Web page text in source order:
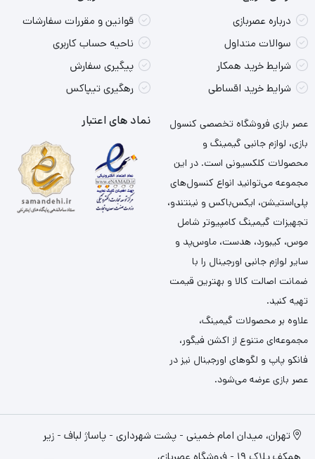
درباره عصربازی
سوالات متداول
شرایط خرید همکار
شرایط خرید اقساطی
قوانین و مقررات سفارشات
ناحیه حساب کاربری
پیگیری سفارش
رهگیری تیپاکس
عصر بازی فروشگاه تخصصی کنسول
بازی، لوازم جانبی گیمینگ و
محصولات کلکسیونی است. در این
مجموعه می‌توانید انواع کنسول‌های
پلی‌استیشن، ایکس‌باکس و نینتندو،
تجهیزات گیمینگ کامپیوتر شامل
موس، کیبورد، هدست، ماوس‌پد و
سایر لوازم جانبی اورجینال را با
ضمانت اصالت کالا و بهترین قیمت
تهیه کنید.
علاوه بر محصولات گیمینگ،
مجموعه‌ای متنوع از اکشن فیگور،
فانکو پاپ و لگوهای اورجینال نیز در
عصر بازی عرضه می‌شود.
نماد های اعتبار
تهران، میدان امام خمینی - پشت شهرداری - پاساژ لباف - زیر